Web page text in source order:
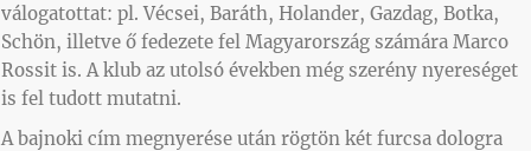
válogatottat: pl. Vécsei, Baráth, Holander, Gazdag, Botka,
Schön, illetve ő fedezete fel Magyarország számára Marco
Rossit is. A klub az utolsó években még szerény nyereséget
is fel tudott mutatni.
A bajnoki cím megnyerése után rögtön két furcsa dologra